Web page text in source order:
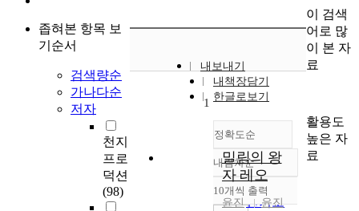
좁혀본 항목 보
기순서
검색량순
가나다순
저자
천지
프로
덕션
(98)
내보내기
내책장담기
한글로보기
정확도순
정확도
순
인기도
내림차순
내림차순
10개씩 출력
1
밀림의 왕
자 레오
윤진
윤진
이 검색
어로 많
이 본 자
료
활용도
높은 자
료